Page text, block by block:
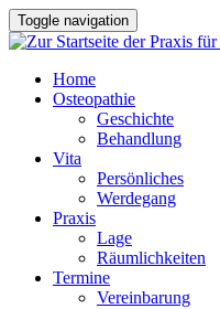
Toggle navigation
Home
Osteopathie
Geschichte
Behandlung
Vita
Persönliches
Werdegang
Praxis
Lage
Räumlichkeiten
Termine
Vereinbarung